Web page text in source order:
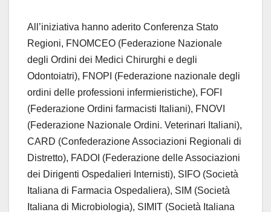
All’iniziativa hanno aderito Conferenza Stato
Regioni, FNOMCEO (Federazione Nazionale
degli Ordini dei Medici Chirurghi e degli
Odontoiatri), FNOPI (Federazione nazionale degli
ordini delle professioni infermieristiche), FOFI
(Federazione Ordini farmacisti Italiani), FNOVI
(Federazione Nazionale Ordini. Veterinari Italiani),
CARD (Confederazione Associazioni Regionali di
Distretto), FADOI (Federazione delle Associazioni
dei Dirigenti Ospedalieri Internisti), SIFO (Società
Italiana di Farmacia Ospedaliera), SIM (Società
Italiana di Microbiologia), SIMIT (Società Italiana